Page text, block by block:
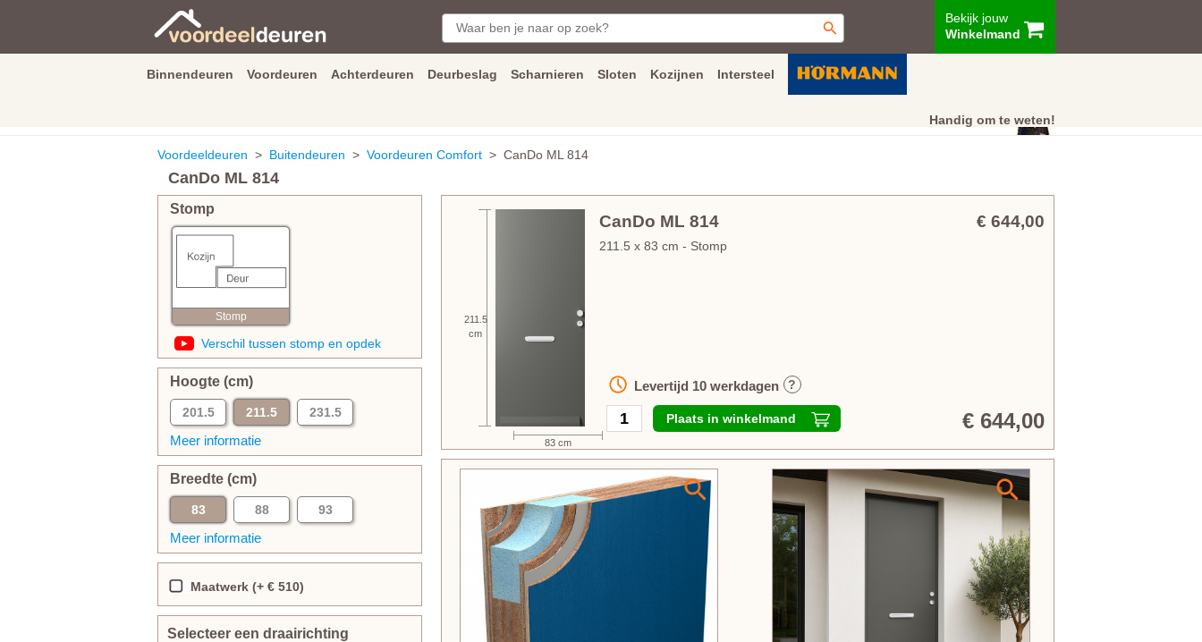
Bekijk jouw
Winkelmand
Binnendeuren Voordeuren Achterdeuren Deurbeslag Scharnieren Sloten Kozijnen Intersteel
Handig om te weten!
Klantenservice
Voordeeldeuren > Buitendeuren > Voordeuren Comfort > CanDo ML 814
CanDo ML 814
Stomp
Stomp
Verschil tussen stomp en opdek
Hoogte (cm)
201.5 211.5
231.5
Meer informatie
Breedte (cm)
83 88
93
Meer informatie
Maatwerk (+ € 510)
Selecteer een draairichting
211.5
cm
CanDo ML 814 € 644,00
211.5 x 83 cm - Stomp
Plaats in winkelmand
Levertijd 10werkdagen ?
€ 644,00
83 cm